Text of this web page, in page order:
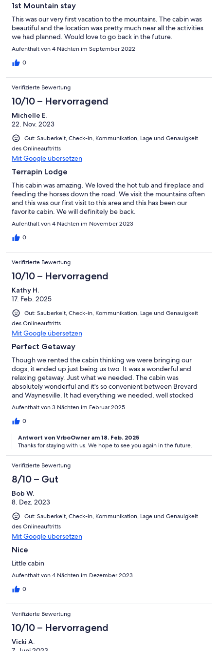
1st Mountain stay
This was our very first vacation to the mountains. The cabin was
beautiful and the location was pretty much near all the activities
we had planned. Would love to go back in the future.
Aufenthalt von 4 Nächten im September 2022
0
Verifizierte Bewertung
10/10 – Hervorragend
Michelle E.
22. Nov. 2023
Gut: Sauberkeit, Check-in, Kommunikation, Lage und Genauigkeit
des Onlineauftritts
Mit Google übersetzen
Terrapin Lodge
This cabin was amazing. We loved the hot tub and fireplace and
feeding the horses down the road. We visit the mountains often
and this was our first visit to this area and this has been our
favorite cabin. We will definitely be back.
Aufenthalt von 4 Nächten im November 2023
0
Verifizierte Bewertung
10/10 – Hervorragend
Kathy H.
17. Feb. 2025
Gut: Sauberkeit, Check-in, Kommunikation, Lage und Genauigkeit
des Onlineauftritts
Mit Google übersetzen
Perfect Getaway
Though we rented the cabin thinking we were bringing our
dogs, it ended up just being us two. It was a wonderful and
relaxing getaway. Just what we needed. The cabin was
absolutely wonderful and it's so convenient between Brevard
and Waynesville. It had everything we needed, well stocked
and beautifully maintained.
Aufenthalt von 3 Nächten im Februar 2025
0
Antwort von VrboOwner am 18. Feb. 2025
Thanks for staying with us. We hope to see you again in the future.
Verifizierte Bewertung
8/10 – Gut
Bob W.
8. Dez. 2023
Gut: Sauberkeit, Check-in, Kommunikation, Lage und Genauigkeit
des Onlineauftritts
Mit Google übersetzen
Nice
Little cabin
Aufenthalt von 4 Nächten im Dezember 2023
0
Verifizierte Bewertung
10/10 – Hervorragend
Vicki A.